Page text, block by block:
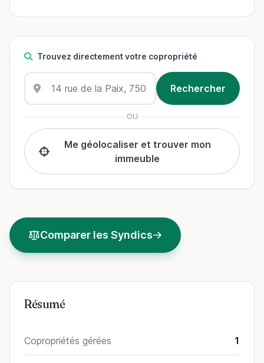
Trouvez directement votre copropriété
OU
Me géolocaliser et trouver mon
immeuble
Comparer les Syndics
Résumé
Copropriétés gérées 1